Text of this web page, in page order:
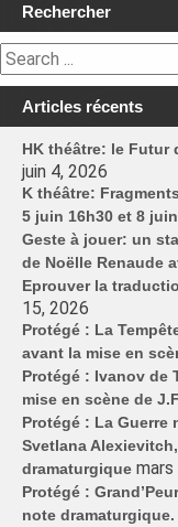
Rechercher
Search
Articles récents
HK théâtre: le Futur
juin 4, 2026
K théâtre:
5 juin 16h30 et 8
Geste à jouer: un
de Noëlle Renaude
Eprouver la
15, 2026
Protégé : La
avant la mise en
Protégé : Ivanov de
mise en scène de
Protégé : La Guerre
Svetlana
dramaturgique mars
Protégé :
note dramaturgique.